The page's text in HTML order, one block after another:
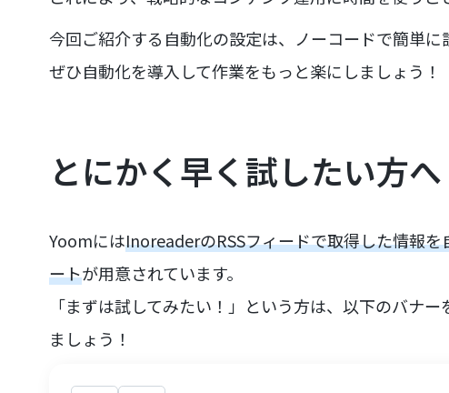
今回ご紹介する自動化の設定は、ノーコードで簡単に
ぜひ自動化を導入して作業をもっと楽にしましょう！
とにかく早く試したい方へ
YoomにはInoreaderのRSSフィードで取得した情報
ートが用意されています。
「まずは試してみたい！」という方は、以下のバナ
ましょう！